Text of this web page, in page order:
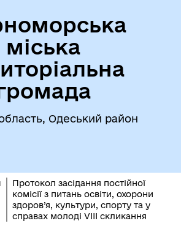
міська
Одеський район
Протокол засідання постійної
комісії з питань освіти, охорони
здоров’я, культури, спорту та у
справах молоді VIІI скликання